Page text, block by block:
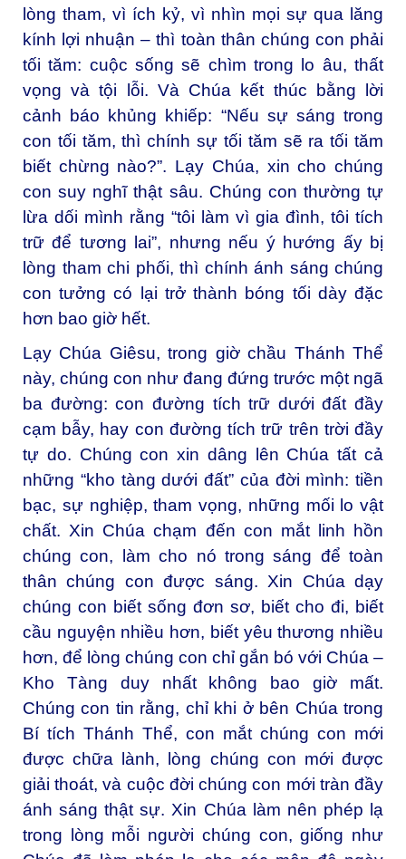
lòng tham, vì ích kỷ, vì nhìn mọi sự qua lăng
kính lợi nhuận – thì toàn thân chúng con phải
tối tăm: cuộc sống sẽ chìm trong lo âu, thất
vọng và tội lỗi. Và Chúa kết thúc bằng lời
cảnh báo khủng khiếp: “Nếu sự sáng trong
con tối tăm, thì chính sự tối tăm sẽ ra tối tăm
biết chừng nào?”. Lạy Chúa, xin cho chúng
con suy nghĩ thật sâu. Chúng con thường tự
lừa dối mình rằng “tôi làm vì gia đình, tôi tích
trữ để tương lai”, nhưng nếu ý hướng ấy bị
lòng tham chi phối, thì chính ánh sáng chúng
con tưởng có lại trở thành bóng tối dày đặc
hơn bao giờ hết.
Lạy Chúa Giêsu, trong giờ chầu Thánh Thể
này, chúng con như đang đứng trước một ngã
ba đường: con đường tích trữ dưới đất đầy
cạm bẫy, hay con đường tích trữ trên trời đầy
tự do. Chúng con xin dâng lên Chúa tất cả
những “kho tàng dưới đất” của đời mình: tiền
bạc, sự nghiệp, tham vọng, những mối lo vật
chất. Xin Chúa chạm đến con mắt linh hồn
chúng con, làm cho nó trong sáng để toàn
thân chúng con được sáng. Xin Chúa dạy
chúng con biết sống đơn sơ, biết cho đi, biết
cầu nguyện nhiều hơn, biết yêu thương nhiều
hơn, để lòng chúng con chỉ gắn bó với Chúa –
Kho Tàng duy nhất không bao giờ mất.
Chúng con tin rằng, chỉ khi ở bên Chúa trong
Bí tích Thánh Thể, con mắt chúng con mới
được chữa lành, lòng chúng con mới được
giải thoát, và cuộc đời chúng con mới tràn đầy
ánh sáng thật sự. Xin Chúa làm nên phép lạ
trong lòng mỗi người chúng con, giống như